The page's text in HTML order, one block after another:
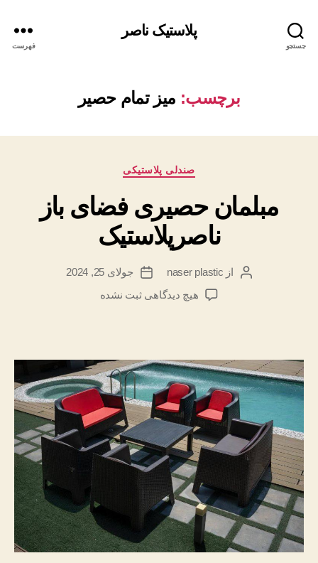
جستجو
پلاستیک ناصر
فهرست
برچسب: میز تمام حصیر
دسته‌ها
صندلی پلاستیکی
مبلمان حصیری فضای باز
ناصرپلاستیک
نویسنده
از naser plastic
تاریخجولای 25, 2024
هیچ دیدگاهیبرای
ناصرپلاستیک
ثبت نشده